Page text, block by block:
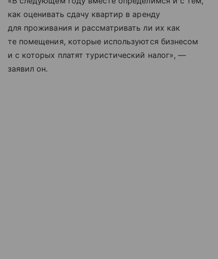
как оценивать сдачу квартир в аренду
для проживания и рассматривать ли их как
те помещения, которые используются бизнесом
и с которых платят туристический налог», —
заявил он.